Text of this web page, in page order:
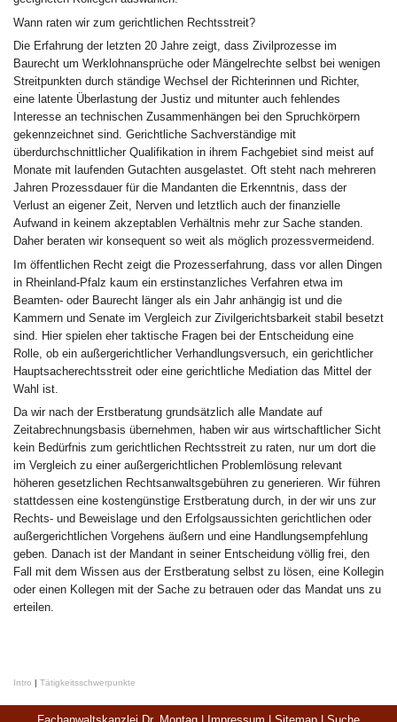
Wann raten wir zum gerichtlichen Rechtsstreit?
Die Erfahrung der letzten 20 Jahre zeigt, dass Zivilprozesse im
Baurecht um Werklohnansprüche oder Mängelrechte selbst bei wenigen
Streitpunkten durch ständige Wechsel der Richterinnen und Richter,
eine latente Überlastung der Justiz und mitunter auch fehlendes
Interesse an technischen Zusammenhängen bei den Spruchkörpern
gekennzeichnet sind. Gerichtliche Sachverständige mit
überdurchschnittlicher Qualifikation in ihrem Fachgebiet sind meist auf
Monate mit laufenden Gutachten ausgelastet. Oft steht nach mehreren
Jahren Prozessdauer für die Mandanten die Erkenntnis, dass der
Verlust an eigener Zeit, Nerven und letztlich auch der finanzielle
Aufwand in keinem akzeptablen Verhältnis mehr zur Sache standen.
Daher beraten wir konsequent so weit als möglich prozessvermeidend.
Im öffentlichen Recht zeigt die Prozesserfahrung, dass vor allen Dingen
in Rheinland-Pfalz kaum ein erstinstanzliches Verfahren etwa im
Beamten- oder Baurecht länger als ein Jahr anhängig ist und die
Kammern und Senate im Vergleich zur Zivilgerichtsbarkeit stabil besetzt
sind. Hier spielen eher taktische Fragen bei der Entscheidung eine
Rolle, ob ein außergerichtlicher Verhandlungsversuch, ein gerichtlicher
Hauptsacherechtsstreit oder eine gerichtliche Mediation das Mittel der
Wahl ist.
Da wir nach der Erstberatung grundsätzlich alle Mandate auf
Zeitabrechnungsbasis übernehmen, haben wir aus wirtschaftlicher Sicht
kein Bedürfnis zum gerichtlichen Rechtsstreit zu raten, nur um dort die
im Vergleich zu einer außergerichtlichen Problemlösung relevant
höheren gesetzlichen Rechtsanwaltsgebühren zu generieren. Wir führen
stattdessen eine kostengünstige Erstberatung durch, in der wir uns zur
Rechts- und Beweislage und den Erfolgsaussichten gerichtlichen oder
außergerichtlichen Vorgehens äußern und eine Handlungsempfehlung
geben. Danach ist der Mandant in seiner Entscheidung völlig frei, den
Fall mit dem Wissen aus der Erstberatung selbst zu lösen, eine Kollegin
oder einen Kollegen mit der Sache zu betrauen oder das Mandat uns zu
erteilen.
Intro | Tätigkeitsschwerpunkte